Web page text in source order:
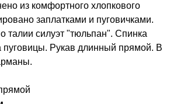
из комфортного хлопкового
заплатками и пуговичками.
талии силуэт "тюльпан". Спинка
пуговицы. Рукав длинный прямой. В